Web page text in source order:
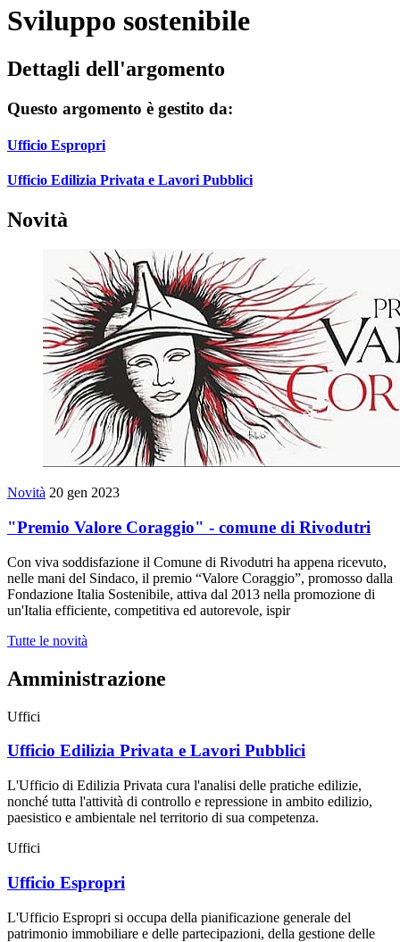
Sviluppo sostenibile
Dettagli dell'argomento
Questo argomento è gestito da:
Ufficio Espropri
Ufficio Edilizia Privata e Lavori Pubblici
Novità
Novità 20 gen 2023
"Premio Valore Coraggio" - comune di Rivodutri
Con viva soddisfazione il Comune di Rivodutri ha appena ricevuto,
nelle mani del Sindaco, il premio “Valore Coraggio”, promosso dalla
Fondazione Italia Sostenibile, attiva dal 2013 nella promozione di
un'Italia efficiente, competitiva ed autorevole, ispir
Tutte le novità
Amministrazione
Uffici
Ufficio Edilizia Privata e Lavori Pubblici
L'Ufficio di Edilizia Privata cura l'analisi delle pratiche edilizie,
nonché tutta l'attività di controllo e repressione in ambito edilizio,
paesistico e ambientale nel territorio di sua competenza.
Uffici
Ufficio Espropri
L'Ufficio Espropri si occupa della pianificazione generale del
patrimonio immobiliare e delle partecipazioni, della gestione delle